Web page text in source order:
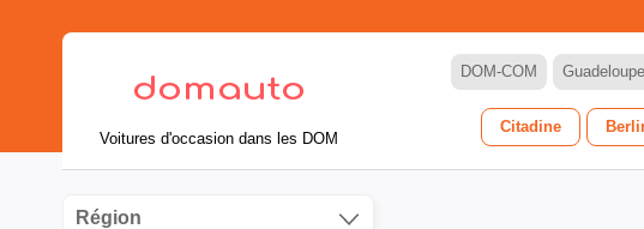
Voitures d'occasion dans les DOM
DOM-COM Guadeloupe
Citadine
Région